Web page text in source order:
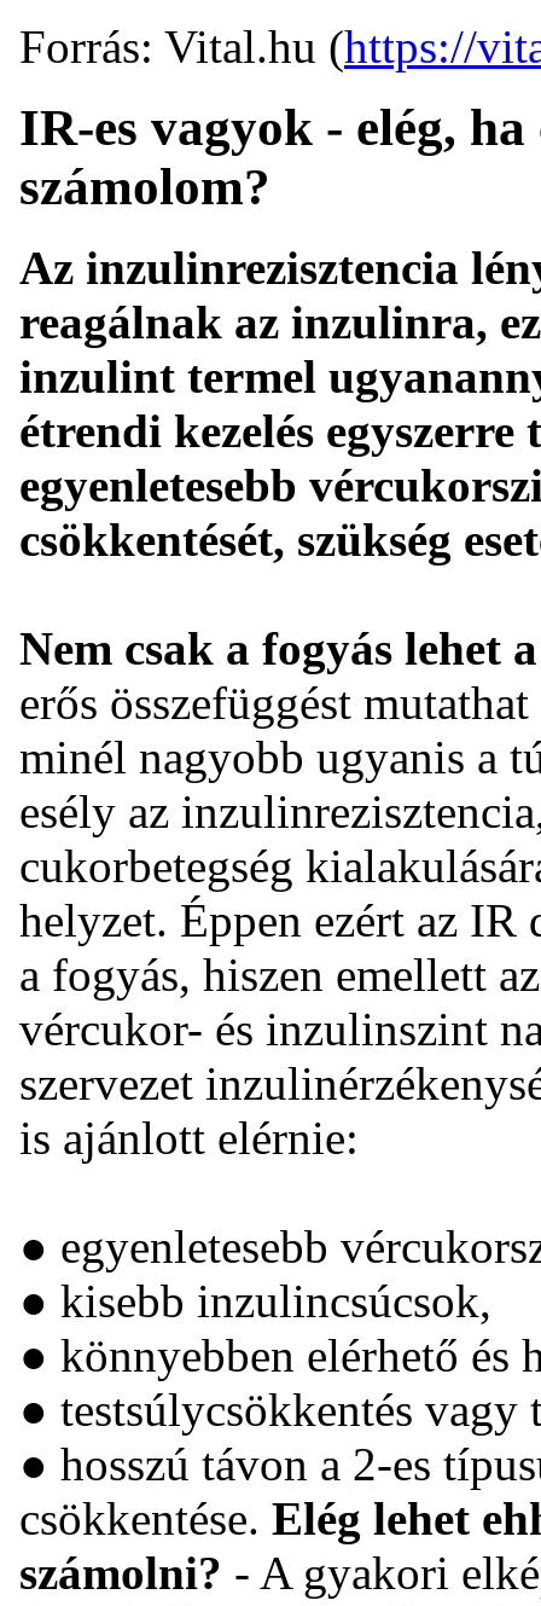
Forrás: Vital.hu (https://
IR-es vagyok - elég,
számolom?
Az inzulinrezisztencia
reagálnak az inzulinra,
inzulint termel
étrendi kezelés
egyenletesebb
csökkentését, szükség
Nem csak a fogyás lehet
erős összefüggést
minél nagyobb ugyanis a
esély az
cukorbetegség
helyzet. Éppen ezért az
a fogyás, hiszen emellett
vércukor- és inzulinszint
szervezet
is ajánlott elérnie:
● egyenletesebb
● kisebb inzulincsúcsok,
● könnyebben elérhető és
● testsúlycsökkentés vagy
● hosszú távon a 2-es
csökkentése. Elég lehet
számolni? - A gyakori